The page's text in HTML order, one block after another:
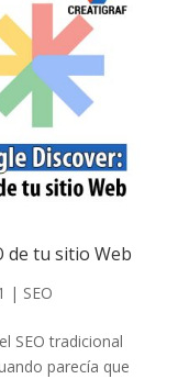
de tu sitio Web
| SEO
SEO tradicional
parecía que